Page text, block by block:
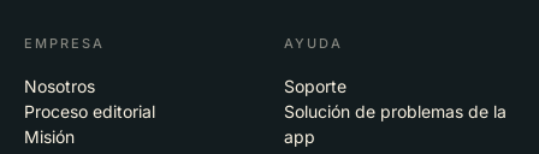
EMPRESA
Nosotros
Proceso editorial
Misión
AYUDA
Soporte
Solución de problemas de la
app